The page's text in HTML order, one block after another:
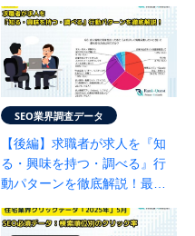
ト調べ）
SEO業界調査データ
【後編】求職者が求人を『知
る・興味を持つ・調べる』行
動パターンを徹底解説！最新
o会社ランクスト調べ)